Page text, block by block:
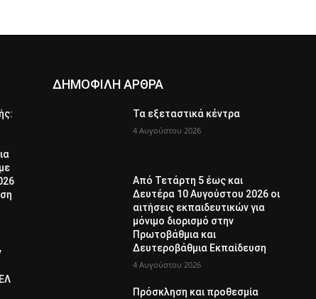
ΔΗΜΟΦΙΛΗ ΑΡΘΡΑ
Τα εξεταστικά κέντρα
4 Αυγούστου 2026
Από Τετάρτη 5 έως και
Δευτέρα 10 Αυγούστου 2026 οι
αιτήσεις εκπαιδευτικών για
μόνιμο διορισμό στην
Πρωτοβάθμια και
Δευτεροβάθμια Εκπαίδευση
4 Αυγούστου 2026
Πρόσκληση και προθεσμία